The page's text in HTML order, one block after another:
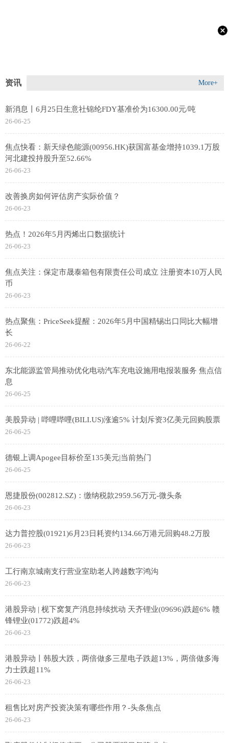
资讯 More+
新消息丨6月25日生意社锦纶FDY基准价为16300.00元/吨
26-06-25
焦点快看：新天绿色能源(00956.HK)获国富基金增持1039.1万股
河北建投持股升至52.66%
26-06-23
改善换房如何评估房产实际价值？
26-06-23
热点！2026年5月丙烯出口数据统计
26-06-23
焦点关注：保定市晟泰箱包有限责任公司成立 注册资本10万人民
币
26-06-23
热点聚焦：PriceSeek提醒：2026年5月中国精锡出口同比大幅增
长
26-06-22
东北能源监管局推动优化电动汽车充电设施用电报装服务 焦点信
息
26-06-25
美股异动 | 哔哩哔哩(BILI.US)涨逾5% 计划斥资3亿美元回购股票
26-06-25
德银上调Apogee目标价至135美元|当前热门
26-06-25
恩捷股份(002812.SZ)：缴纳税款2959.56万元-微头条
26-06-23
达力普控股(01921)6月23日耗资约134.66万港元回购48.2万股
26-06-23
工行南京城南支行营业室助老人跨越数字鸿沟
26-06-23
港股异动 | 枧下窝复产消息持续扰动 天齐锂业(09696)跌超6% 赣
锋锂业(01772)跌超4%
26-06-23
港股异动丨韩股大跌，两倍做多三星电子跌超13%，两倍做多海
力士跌超11%
26-06-23
租售比对房产投资决策有哪些作用？-头条焦点
26-06-23